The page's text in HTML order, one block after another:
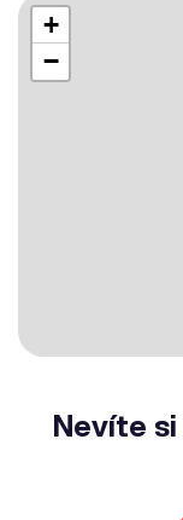
+
−
Nevíte